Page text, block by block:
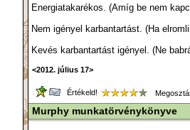
Energiatakarékos. (Amíg be nem
Nem igényel karbantartást. (Ha
Kevés karbantartást igényel. (Ne
<2012. július 17>
Értékeld!
Murphy munkatörvénykönyve